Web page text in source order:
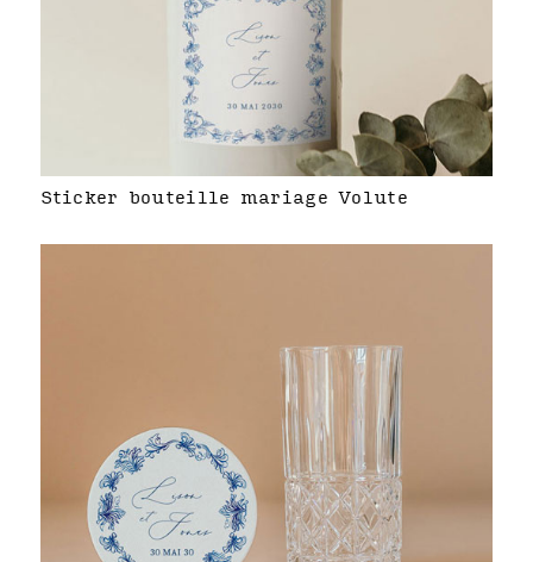
Sticker bouteille mariage Volute